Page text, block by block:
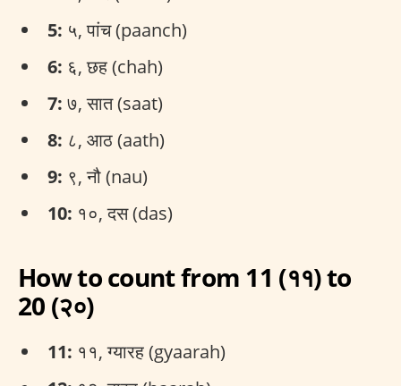
5: ५, पांच (paanch)
6: ६, छह (chah)
7: ७, सात (saat)
8: ८, आठ (aath)
9: ९, नौ (nau)
10: १०, दस (das)
How to count from 11 (११) to
20 (२०)
11: ११, ग्यारह (gyaarah)